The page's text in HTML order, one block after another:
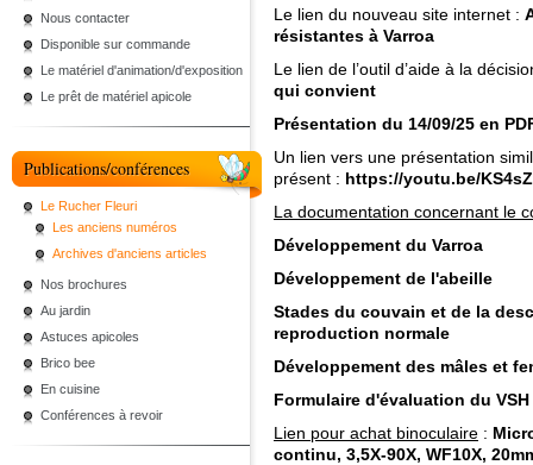
Nous contacter
Disponible sur commande
Le matériel d'animation/d'exposition
Le prêt de matériel apicole
Publications/conférences
Le Rucher Fleuri
Les anciens numéros
Archives d'anciens articles
Nos brochures
Au jardin
Astuces apicoles
Brico bee
En cuisine
Conférences à revoir
Le lien du nouveau site internet :
résistantes à Varroa
Le lien de l’outil d’aide à la
qui convient
Présentation du 14/09/25 en
Un lien vers une présentation
présent : https://youtu.be/
La documentation concernant le
Développement du Varroa
Développement de l'abeille
Stades du couvain et de la
reproduction normale
Développement des mâles et
Formulaire d'évaluation du
Lien pour achat binoculaire :
continu, 3,5X-90X, WF10X,